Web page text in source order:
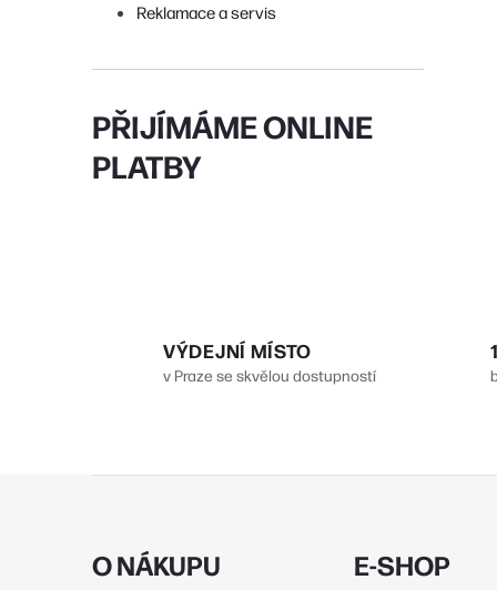
Reklamace a servis
PŘIJÍMÁME ONLINE
PLATBY
VÝDEJNÍ MÍSTO
v Praze se skvělou dostupností
O NÁKUPU E-SHOP